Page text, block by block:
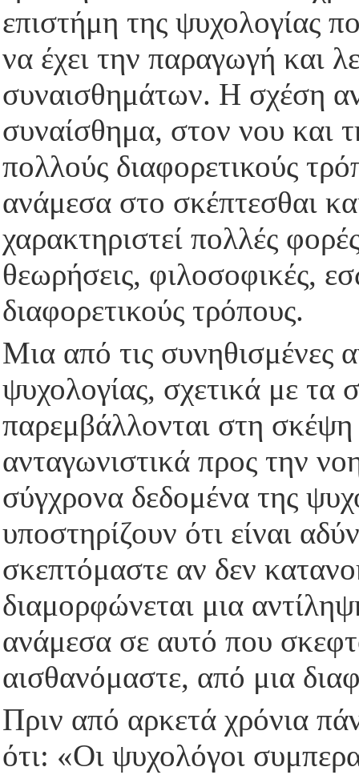
επιστήμη της ψυχολογίας
να έχει την παραγωγή και
συναισθημάτων. Η σχέση
συναίσθημα, στον νου και
πολλούς διαφορετικούς
ανάμεσα στο σκέπτεσθαι
χαρακτηριστεί πολλές
θεωρήσεις, φιλοσοφικές,
διαφορετικούς τρόπους.
Μια από τις συνηθισμένες
ψυχολογίας, σχετικά με τα
παρεμβάλλονται στη σκέψη
ανταγωνιστικά προς την
σύγχρονα δεδομένα της
υποστηρίζουν ότι είναι
σκεπτόμαστε αν δεν
διαμορφώνεται μια
ανάμεσα σε αυτό που
αισθανόμαστε, από μια
Πριν από αρκετά χρόνια
ότι: «Οι ψυχολόγοι